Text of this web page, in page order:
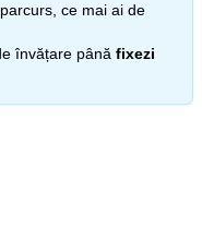
ce mai ai de
învățare până fixezi